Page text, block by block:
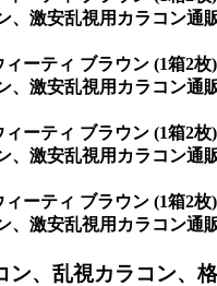
激安乱視用カラコン通
ィーティ ブラウン (1箱2
激安乱視用カラコン通
ィーティ ブラウン (1箱2
激安乱視用カラコン通
ィーティ ブラウン (1箱2
激安乱視用カラコン通
ン、乱視カラコン、